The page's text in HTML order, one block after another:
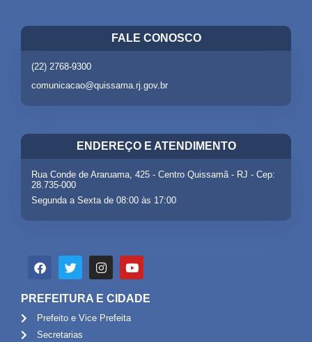
FALE CONOSCO
(22) 2768-9300
comunicacao@quissama.rj.gov.br
ENDEREÇO E ATENDIMENTO
Rua Conde de Araruama, 425 - Centro Quissamã - RJ - Cep:
28.735-000
Segunda a Sexta de 08:00 às 17:00
PREFEITURA E CIDADE
Prefeito e Vice Prefeita
Secretarias